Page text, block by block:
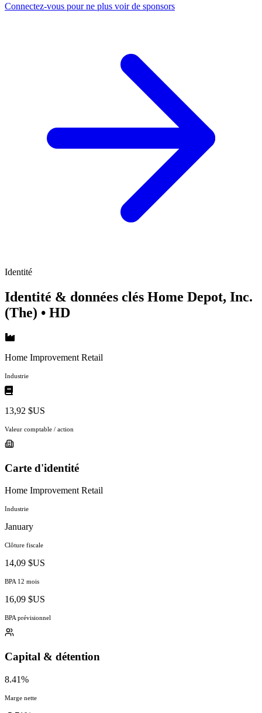
Connectez-vous pour ne plus voir de sponsors
Identité
Identité & données clés Home Depot, Inc.
(The) • HD
Home Improvement Retail
Industrie
13,92 $US
Valeur comptable / action
Carte d'identité
Home Improvement Retail
Industrie
January
Clôture fiscale
14,09 $US
BPA 12 mois
16,09 $US
BPA prévisionnel
Capital & détention
8.41%
Marge nette